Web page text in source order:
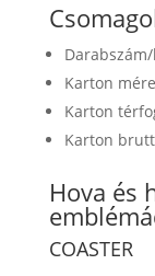
Karton
Karton
Karton
Hova és
COASTER